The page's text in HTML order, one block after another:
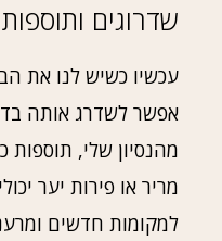
שדרוגים
עכשיו כשיש לנו את
אפשר לשדרג אותה
מהנסיון שלי, תוספות
מריר או פירות יער
למקומות חדשים